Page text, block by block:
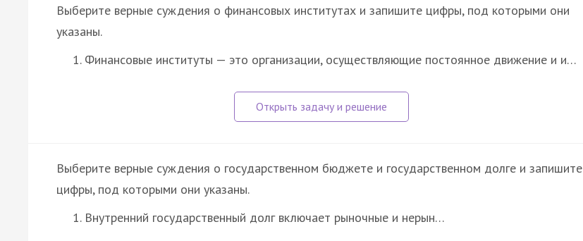
Выберите верные суждения о финансовых институтах и запишите цифры, под которыми они
указаны.
Финансовые институты — это организации, осуществляющие постоянное движение и и…
Выберите верные суждения о государственном бюджете и государственном долге и запишите
цифры, под которыми они указаны.
Внутренний государственный долг включает рыночные и нерын…